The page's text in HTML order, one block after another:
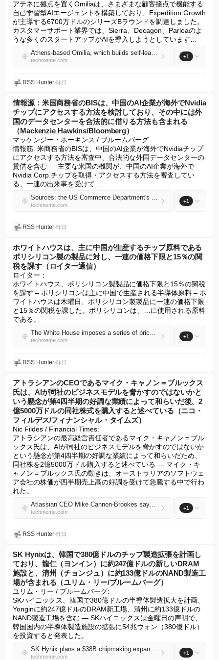
アテネに拠点を置くOmiliaは、さまざまな顧客接点で機能する
自己学習型AIエージェントを構築しており、Expedition Growth
が主導する6700万ドルのシリーズBラウンドを調達しました。
カスタマーサポート業界では、Sierra、Decagon、Parloaのよ
うな多くのスタートアップがAIを導入しようとしています…
Athens-based Omilia, which builds self-learning AI agents that work across different customer contact points, raised a $67M Series B led by Expedition Growth (Ivan Mehta/TechCrunch)
techmeme.com
+1
RSS Hunter•昨日
情報源：米国商務省のBISは、中国のAI企業が海外でNvidia
チップにアクセスする方法を検討しており、その中には外
国のデータセンターを合法的に借りる方法も含まれる
（Mackenzie Hawkins/Bloomberg）
マッケンジー・ホーキンス / ブルームバーグ:
情報筋: 米商務省のBISは、中国のAI企業が海外でNvidiaチップ
にアクセスする方法を審査中、合法的な外国データセンターの
賃借を含む — 主要な米国の機関が、中国のAI企業が海外で
Nvidia Corp.チップを取得・アクセスする方法を審査してい
る、一連の出来事を受けて…
Sources: the US Commerce Department's BIS is reviewing how Chinese AI companies access Nvidia chips overseas, including by legally renting foreign data centers (Mackenzie Hawkins/Bloomberg)
techmeme.com
+1
RSS Hunter•昨日
ホワイトハウスは、主に中国が生産するチップ原料である
ポリシリコン製の製品に対し、一連の価格下限と15％の関
税を課す（ロイター通信）
ロイター：
ホワイトハウス、ポリシリコン製製品に価格下限と15％の関税
を課す – ポリシリコンは主に中国で生産される半導体原料 – ホ
ワイトハウスは木曜日、ポリシリコン製製品に一連の価格下限
と15％の関税を課した。ポリシリコンは、…に使用される原料
である。
The White House imposes a series of price floors and a 15% tariff on products made from polysilicon, a chip raw material primarily produced by China (Reuters)
techmeme.com
+1
RSS Hunter•昨日
アトラシアンのCEOであるマイク・キャノン＝ブルックス
氏は、AIが同社のビジネスモデルを脅かすのではないかと
いう懸念が第4四半期の好調な業績によって和らいだ後、2
億5000万ドルの同社株式を購入すると述べている（ニコ・
フィルデス/フィナンシャル・タイムズ）
Nic Fildes / Financial Times:
アトラシアンの最高経営責任者であるマイク・キャノン＝ブル
ックス氏は、AIが同社のビジネスモデルを脅かすのではないか
という懸念が第4四半期の好調な業績によって和らいだため、
同社株を2億5000万ドル購入すると述べている — マイク・キ
ャノン＝ブルックス氏の動きは、オーストラリアのソフトウェ
ア会社の株価が四半期売上高の好調を受けて急騰する中で行わ
れた。
Atlassian CEO Mike Cannon-Brookes says he will buy $250M of company shares after strong Q4 results eased fears that AI could threaten its business model (Nic Fildes/Financial Times)
techmeme.com
+1
RSS Hunter•昨日
SK Hynixは、韓国で380億ドルのチップ製造拡張を計画し
ており、龍仁（ヨンイン）に約247億ドルの新しいDRAM
施設と、清州（チョンジュ）に約133億ドルのNAND製造工
場が含まれる（ユリム・リー/ブルームバーグ）
ユリム・リー / ブルームバーグ:
SKハイニックス、韓国で380億ドルの半導体製造拡大を計画、
Yonginに約247億ドルのDRAM新工場、清州に約133億ドルの
NAND製造工場を含む — SKハイニックスは金曜日の声明で、
韓国国内の半導体製造施設の拡張に54兆ウォン（380億ドル）
を投資すると発表した。
SK Hynix plans a $38B chipmaking expansion in South Korea, including a new ~$24.7B DRAM facility in Yongin and a ~$13.3B NAND fabrication plant in Cheongju (Yoolim Lee/Bloomberg)
techmeme.com
+1